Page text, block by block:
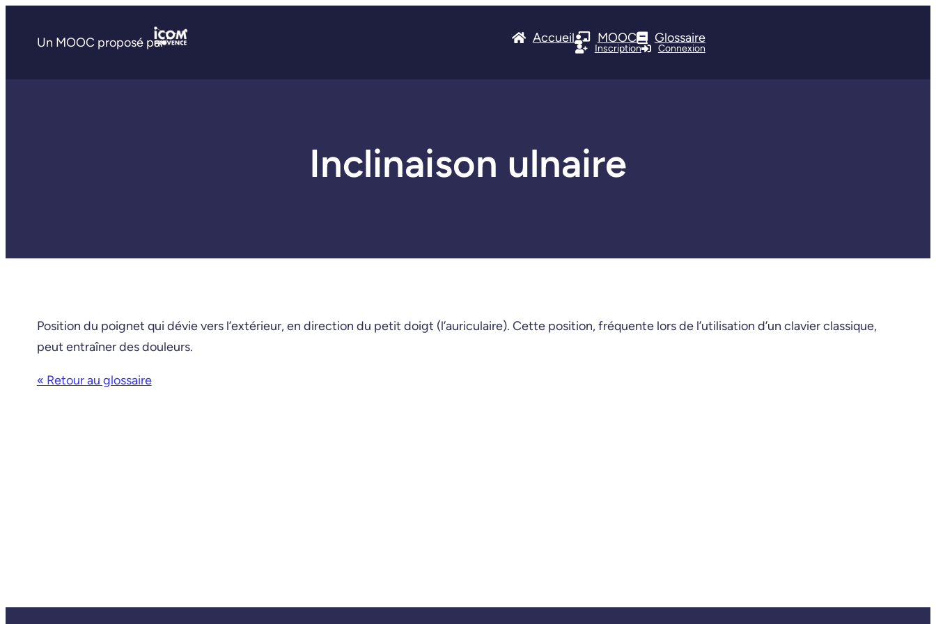
Un MOOC proposé par Accueil MOOC Glossaire
Inscription Connexion
Inclinaison ulnaire
Position du poignet qui dévie vers l’extérieur, en direction du petit doigt (l’auriculaire). Cette position, fréquente lors de l’utilisation d’un clavier classique,
peut entraîner des douleurs.
« Retour au glossaire